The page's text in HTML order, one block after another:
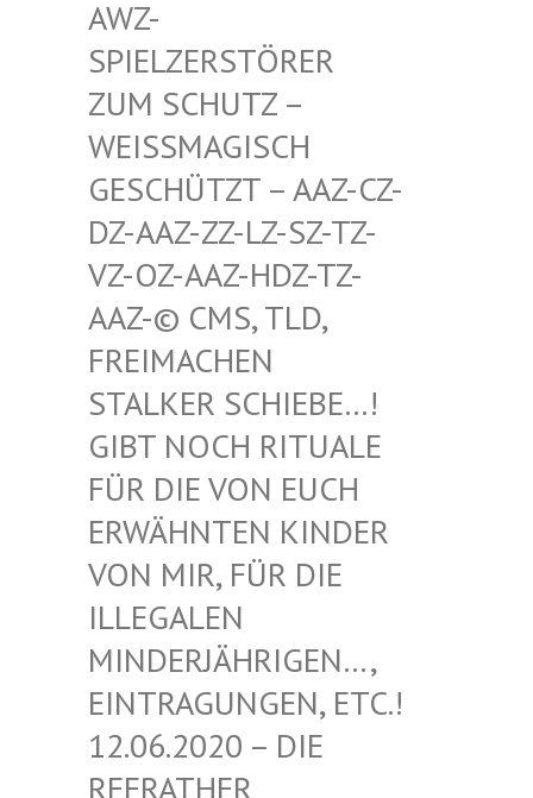
WZ-S
PIELZERSTÖRER Z
UM SCHUTZ – W
EISSMAGISCH GE
SCHÜTZT – AAZ-CZ-DZ
-AAZ-ZZ-LZ-SZ-TZ-VZ
-OZ-AAZ-HDZ-TZ-AA
Z-© CMS, TLD, FR
EIMACHEN ST
ALKER SCHIEBE…! GI
BT NOCH RITUALE FÜ
R DIE VON EUCH ER
WÄHNTEN KINDER VO
N MIR, FÜR DIE IL
LEGALEN MI
NDERJÄHRIGEN…, EI
NTRAGUNGEN, ETC.! 12
.06.2020 – DIE RE
FRATHER SA